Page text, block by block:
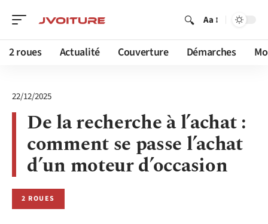
Aa
2 roues Actualité Couverture Démarches
22/12/2025
De la recherche à l’achat :
comment se passe l’achat
d’un moteur d’occasion
2 ROUES